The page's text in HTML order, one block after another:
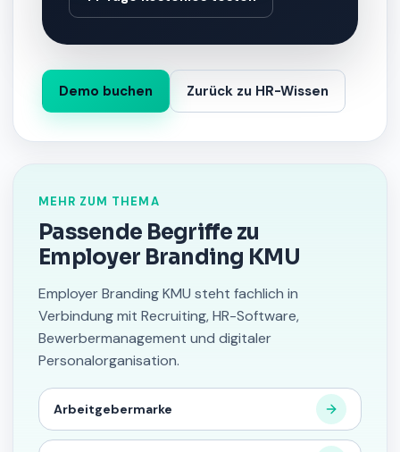
Demo buchen Zurück zu HR-Wissen
MEHR ZUM THEMA
Passende Begriffe zu
Employer Branding KMU
Employer Branding KMU steht fachlich in
Verbindung mit Recruiting, HR-Software,
Bewerbermanagement und digitaler
Personalorganisation.
Arbeitgebermarke